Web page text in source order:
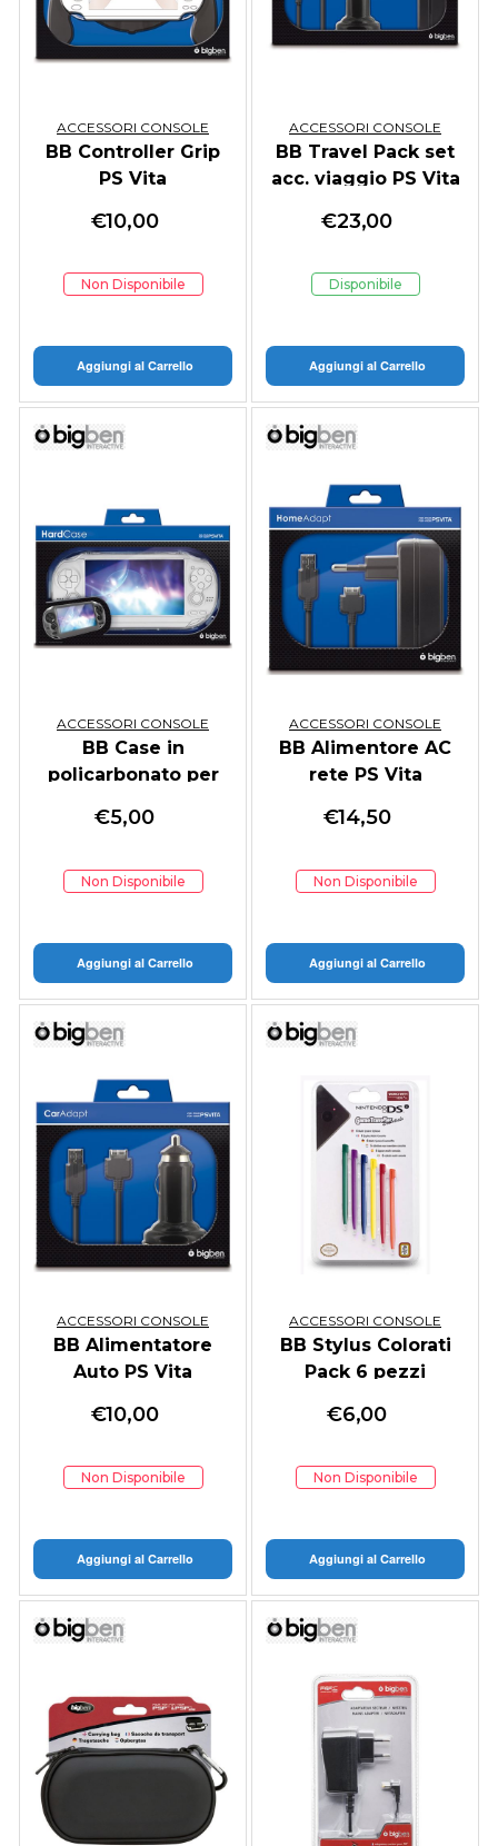
ACCESSORI CONSOLE
BB Controller Grip
PS Vita
€10,00
Non Disponibile
Aggiungi al Carrello
ACCESSORI CONSOLE
BB Travel Pack set
acc. viaggio PS Vita
€23,00
Disponibile
Aggiungi al Carrello
ACCESSORI CONSOLE
BB Case in
policarbonato per
€5,00
Non Disponibile
Aggiungi al Carrello
ACCESSORI CONSOLE
BB Alimentore AC
rete PS Vita
€14,50
Non Disponibile
Aggiungi al Carrello
ACCESSORI CONSOLE
BB Alimentatore
Auto PS Vita
€10,00
Non Disponibile
Aggiungi al Carrello
ACCESSORI CONSOLE
BB Stylus Colorati
Pack 6 pezzi
€6,00
Non Disponibile
Aggiungi al Carrello